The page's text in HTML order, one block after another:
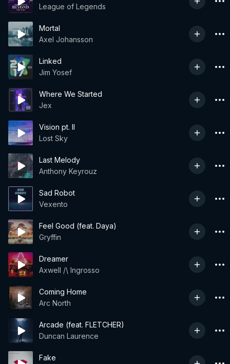
League of Legends
Mortal
Axel Johansson
Linked
Jim Yosef
Where We Started
Jex
Vision pt. II
Lost Sky
Last Melody
Anthony Keyrouz
Sad Robot
Vexento
Feel Good (feat. Daya)
Gryffin
Dreamer
Axwell /\ Ingrosso
Coming Home
Arc North
Arcade (feat. FLETCHER)
Duncan Laurence
Fake